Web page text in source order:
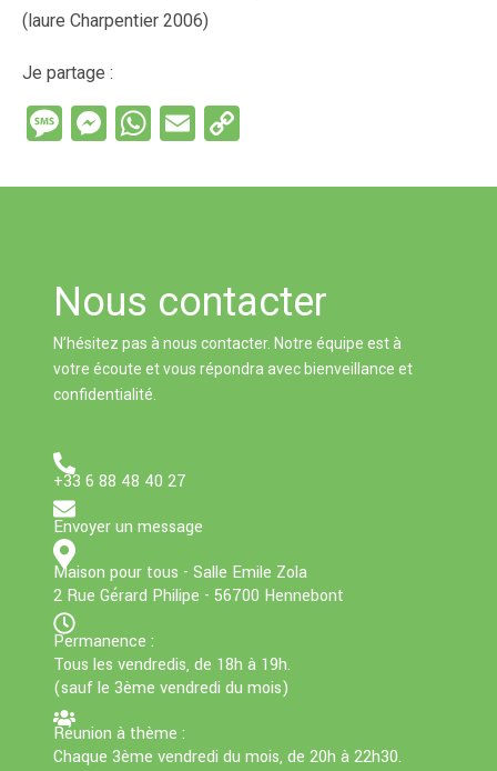
(laure Charpentier 2006)
Je partage :
M
s
e
M
se
er
W
at
p
p
E
ail py
k
Nous contacter
N’hésitez pas à nous contacter. Notre équipe est à
votre écoute et vous répondra avec bienveillance et
confidentialité.
+33 6 88 48 40 27
Envoyer un message
Maison pour tous - Salle Emile Zola
2 Rue Gérard Philipe - 56700 Hennebont
Permanence :
Tous les vendredis, de 18h à 19h.
(sauf le 3ème vendredi du mois)
Réunion à thème :
Chaque 3ème vendredi du mois, de 20h à 22h30.